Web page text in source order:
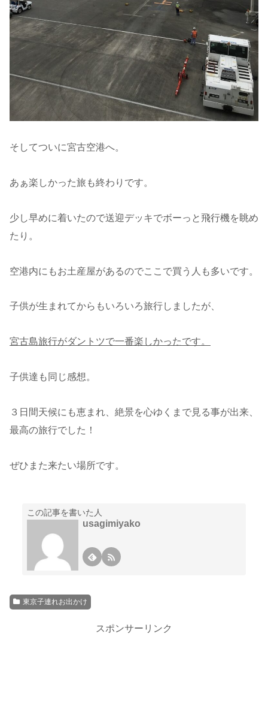
そしてついに宮古空港へ。
あぁ楽しかった旅も終わりです。
少し早めに着いたので送迎デッキでボーっと飛行機を眺め
たり。
空港内にもお土産屋があるのでここで買う人も多いです。
子供が生まれてからもいろいろ旅行しましたが、
宮古島旅行がダントツで一番楽しかったです。
子供達も同じ感想。
３日間天候にも恵まれ、絶景を心ゆくまで見る事が出来、
最高の旅行でした！
ぜひまた来たい場所です。
この記事を書いた人
usagimiyako
東京子連れお出かけ
スポンサーリンク